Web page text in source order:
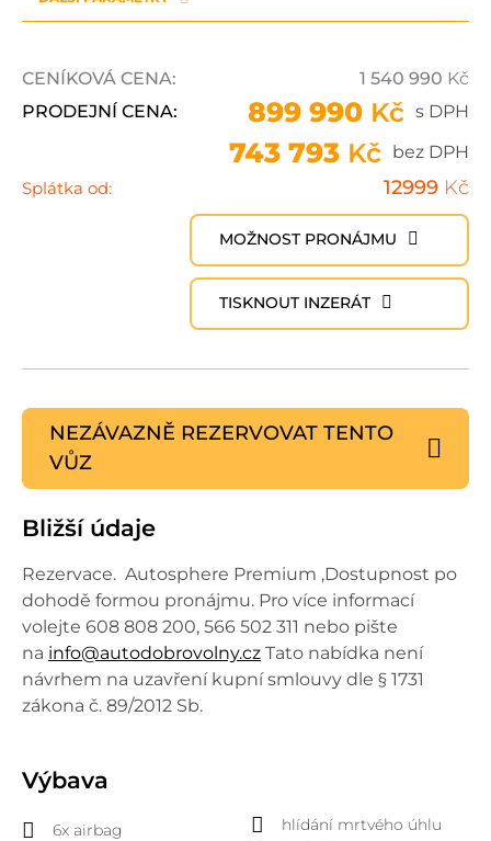
CENÍKOVÁ CENA: 1 540 990 Kč
PRODEJNÍ CENA:
899 990 Kč s DPH
743 793 Kč
bez DPH
Splátka od:
12999 Kč
MOŽNOST PRONÁJMU
TISKNOUT INZERÁT
NEZÁVAZNĚ REZERVOVAT TENTO
VŮZ
Bližší údaje
Rezervace. Autosphere Premium ,Dostupnost po
dohodě formou pronájmu. Pro více informací
volejte 608 808 200, 566 502 311 nebo pište
na info@autodobrovolny.cz Tato nabídka není
návrhem na uzavření kupní smlouvy dle § 1731
zákona č. 89/2012 Sb.
Výbava
6x airbag
hlídání mrtvého úhlu